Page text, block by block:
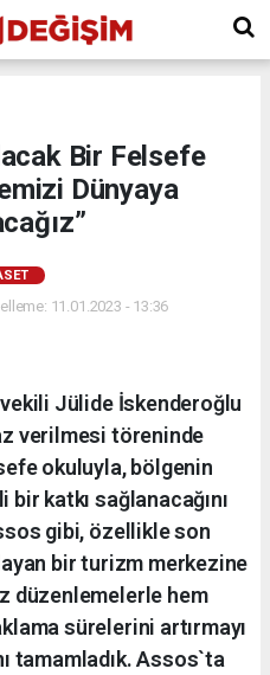
Bir Felsefe
Dünyaya
11.01.2023 - 13:36
Jülide İskenderoğlu
verilmesi töreninde
okuluyla, bölgenin
bir katkı sağlanacağını
gibi, özellikle son
bir turizm merkezine
düzenlemelerle hem
sürelerini artırmayı
tamamladık. Assos`ta